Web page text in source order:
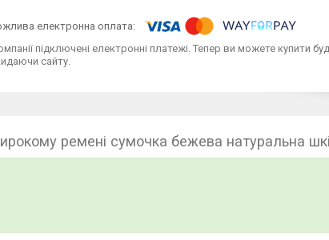
підключені електронні платежі. Тепер ви можете купити
сайту.
ремені сумочка бежева натуральна